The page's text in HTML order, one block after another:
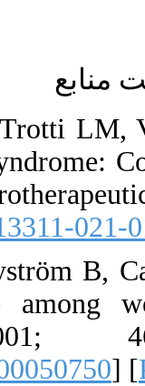
1.
Restless
[
2. Ulfberg
Legs
[